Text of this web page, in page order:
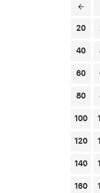
navigation
20
40
60
80
100
120
140
160